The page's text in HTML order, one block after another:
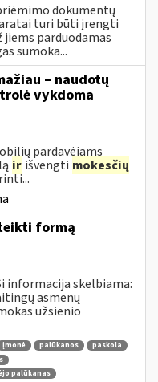
dokumentų
turi būti įrengti
jiems parduodamas
sumoka...
– naudotų
vykdoma
pardavėjams
ir išvengti mokesčių
formą
informacija skelbiama:
asmenų
užsienio
įmonė palūkanos
paskola
palūkanas